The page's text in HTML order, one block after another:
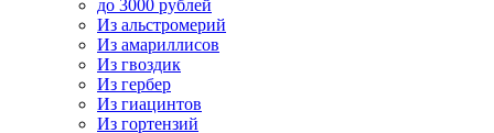
до 3000 рублей
Из альстромерий
Из амариллисов
Из гвоздик
Из гербер
Из гиацинтов
Из гортензий